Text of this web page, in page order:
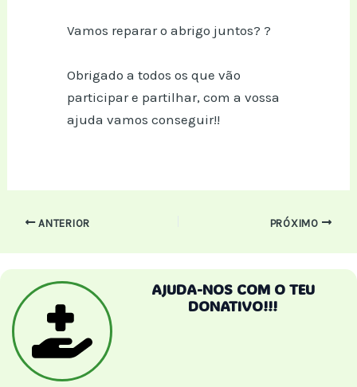
Vamos reparar o abrigo juntos? ?
Obrigado a todos os que vão
participar e partilhar, com a vossa
ajuda vamos conseguir!!
Post ANTERIOR PRÓXIMO
AJUDA-NOS COM O TEU
DONATIVO!!!